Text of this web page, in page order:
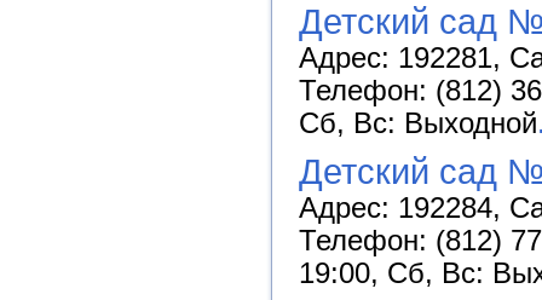
Детский сад
Адрес: 192281,
Телефон: (812)
Сб, Вс: Выходной
Детский сад
Адрес: 192284,
Телефон: (812)
19:00, Сб, Вс: